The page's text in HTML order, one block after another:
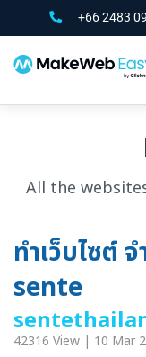
+66 2483
All the
ทำเว็บไซต์
sente
42316 View | 10 Mar